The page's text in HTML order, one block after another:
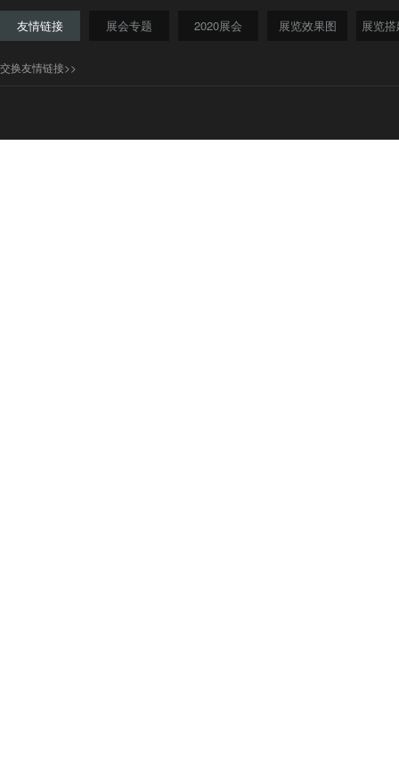
友情链接 展会专题 2020展会 展览效果图 展览
交换友情链接>>